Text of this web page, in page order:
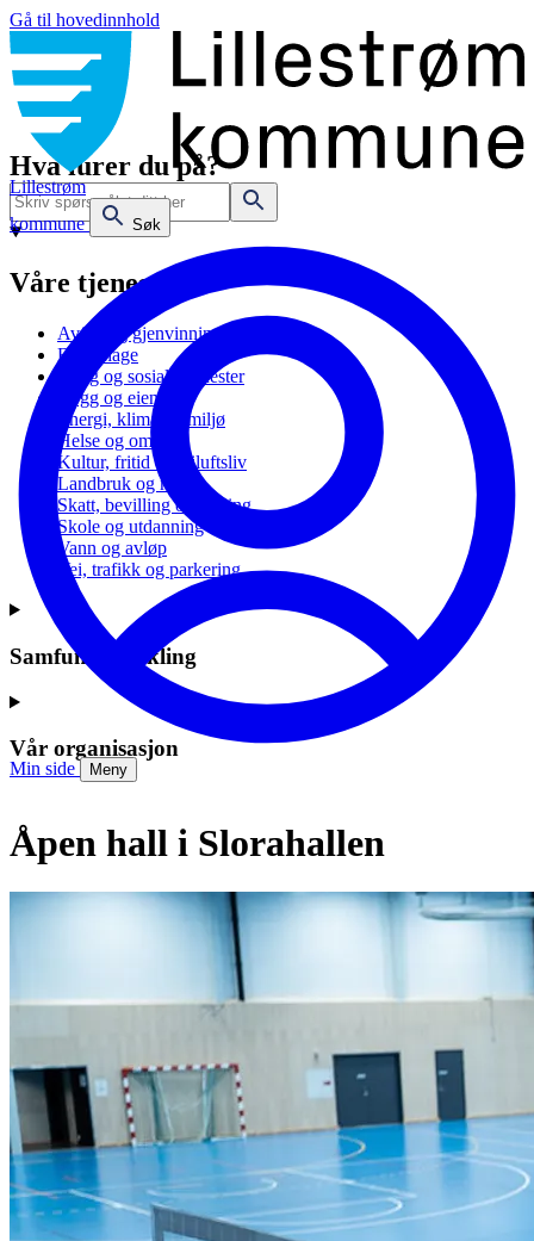
Gå til hovedinnhold
Lillestrøm
kommune
Søk
Min side Meny
Hva lurer du på?
Våre tjenester
Avfall og gjenvinning
Barnehage
Bolig og sosiale tjenester
Bygg og eiendom
Energi, klima og miljø
Helse og omsorg
Kultur, fritid og friluftsliv
Landbruk og natur
Skatt, bevilling og næring
Skole og utdanning
Vann og avløp
Vei, trafikk og parkering
Samfunnsutvikling
Vår organisasjon
Åpen hall i Slorahallen